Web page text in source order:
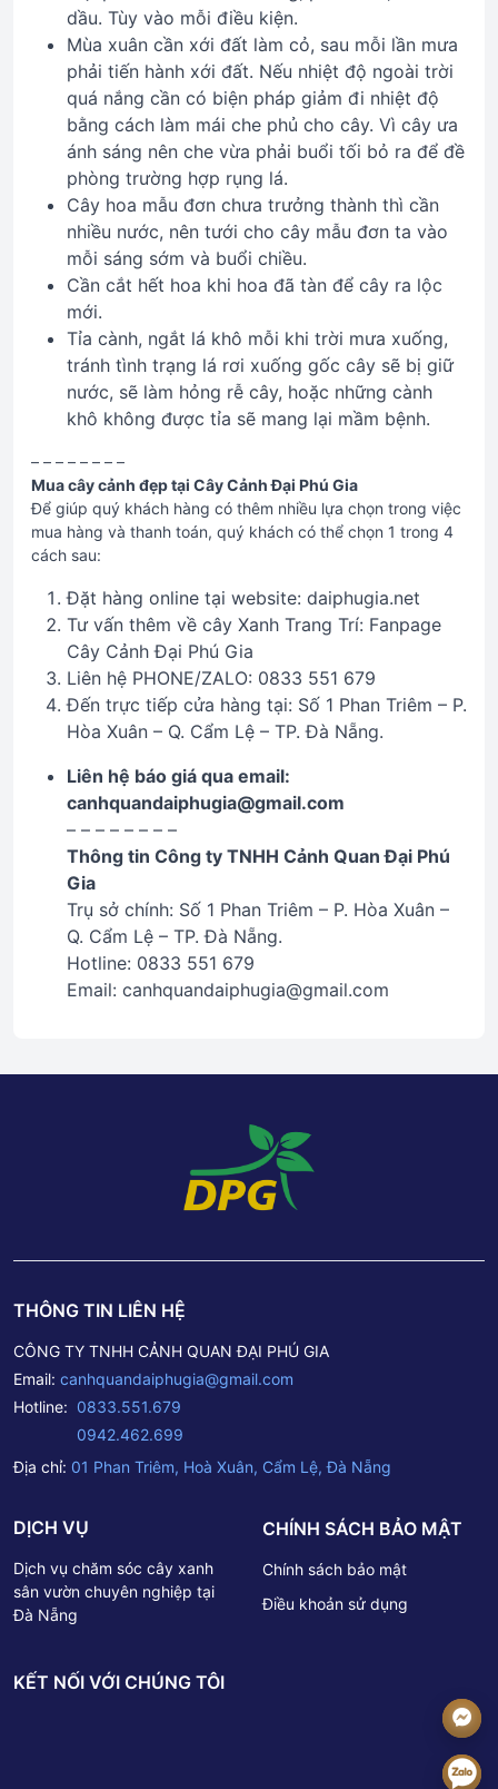
dầu. Tùy vào mỗi điều kiện.
Mùa xuân cần xới đất làm cỏ, sau mỗi lần mưa
phải tiến hành xới đất. Nếu nhiệt độ ngoài trời
quá nắng cần có biện pháp giảm đi nhiệt độ
bằng cách làm mái che phủ cho cây. Vì cây ưa
ánh sáng nên che vừa phải buổi tối bỏ ra để đề
phòng trường hợp rụng lá.
Cây hoa mẫu đơn chưa trưởng thành thì cần
nhiều nước, nên tưới cho cây mẫu đơn ta vào
mỗi sáng sớm và buổi chiều.
Cần cắt hết hoa khi hoa đã tàn để cây ra lộc
mới.
Tỉa cành, ngắt lá khô mỗi khi trời mưa xuống,
tránh tình trạng lá rơi xuống gốc cây sẽ bị giữ
nước, sẽ làm hỏng rễ cây, hoặc những cành
khô không được tỉa sẽ mang lại mầm bệnh.
– – – – – – – –
Mua cây cảnh đẹp tại Cây Cảnh Đại Phú Gia
Để giúp quý khách hàng có thêm nhiều lựa chọn trong việc
mua hàng và thanh toán, quý khách có thể chọn 1 trong 4
cách sau:
Đặt hàng online tại website: daiphugia.net
Tư vấn thêm về cây Xanh Trang Trí: Fanpage
Cây Cảnh Đại Phú Gia
Liên hệ PHONE/ZALO: 0833 551 679
Đến trực tiếp cửa hàng tại: Số 1 Phan Triêm – P.
Hòa Xuân – Q. Cẩm Lệ – TP. Đà Nẵng.
Liên hệ báo giá qua email:
canhquandaiphugia@gmail.com
– – – – – – – –
Thông tin Công ty TNHH Cảnh Quan Đại Phú
Gia
Trụ sở chính: Số 1 Phan Triêm – P. Hòa Xuân –
Q. Cẩm Lệ – TP. Đà Nẵng.
Hotline: 0833 551 679
Email: canhquandaiphugia@gmail.com
THÔNG TIN LIÊN HỆ
CÔNG TY TNHH CẢNH QUAN ĐẠI PHÚ GIA
Email: canhquandaiphugia@gmail.com
Hotline: 0833.551.679
0942.462.699
Địa chỉ: 01 Phan Triêm, Hoà Xuân, Cẩm Lệ, Đà Nẵng
DỊCH VỤ
Dịch vụ chăm sóc cây xanh
sân vườn chuyên nghiệp tại
Đà Nẵng
CHÍNH SÁCH BẢO MẬT
Chính sách bảo mật
Điều khoản sử dụng
KẾT NỐI VỚI CHÚNG TÔI